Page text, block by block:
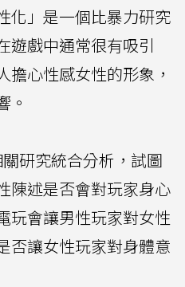
化」是一個比暴力研究
遊戲中通常很有吸引
擔心性感女性的形象，
。
研究統合分析，試圖
陳述是否會對玩家身心
玩會讓男性玩家對女性
否讓女性玩家對身體意